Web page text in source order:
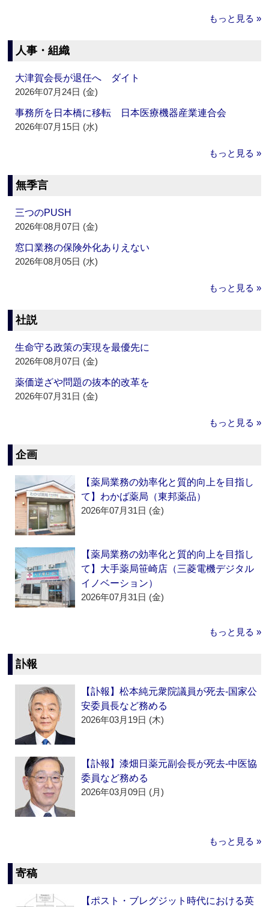
もっと見る »
人事・組織
大津賀会長が退任へ ダイト
2026年07月24日 (金)
事務所を日本橋に移転 日本医療機器産業連合会
2026年07月15日 (水)
もっと見る »
無季言
三つのPUSH
2026年08月07日 (金)
窓口業務の保険外化ありえない
2026年08月05日 (水)
もっと見る »
社説
生命守る政策の実現を最優先に
2026年08月07日 (金)
薬価逆ざや問題の抜本的改革を
2026年07月31日 (金)
もっと見る »
企画
【薬局業務の効率化と質的向上を目指し
て】わかば薬局（東邦薬品）
2026年07月31日 (金)
【薬局業務の効率化と質的向上を目指し
て】大手薬局笹崎店（三菱電機デジタル
イノベーション）
2026年07月31日 (金)
もっと見る »
訃報
【訃報】松本純元衆院議員が死去‐国家公
安委員長など務める
2026年03月19日 (木)
【訃報】漆畑日薬元副会長が死去‐中医協
委員など務める
2026年03月09日 (月)
もっと見る »
寄稿
【ポスト・ブレグジット時代における英